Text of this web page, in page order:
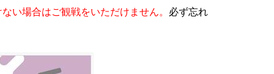
い場合はご観戦をいただけません。 必ず忘れ